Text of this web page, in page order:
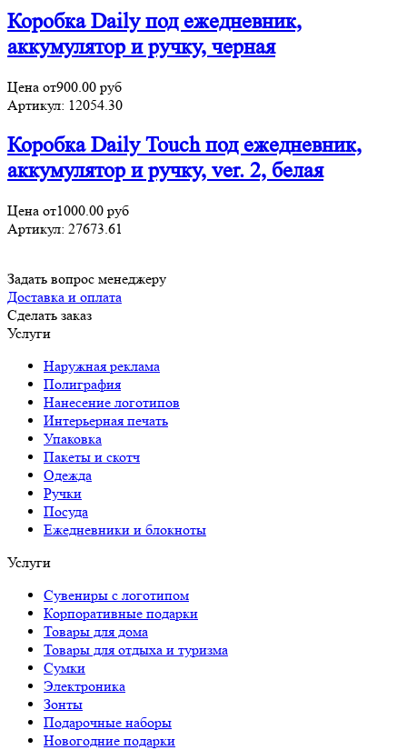
Коробка Daily под ежедневник,
аккумулятор и ручку, черная
Цена от900.00 руб
Артикул: 12054.30
Коробка Daily Touch под ежедневник,
аккумулятор и ручку, ver. 2, белая
Цена от1000.00 руб
Артикул: 27673.61
Задать вопрос менеджеру
Доставка и оплата
Сделать заказ
Услуги
Наружная реклама
Полиграфия
Нанесение логотипов
Интерьерная печать
Упаковка
Пакеты и скотч
Одежда
Ручки
Посуда
Ежедневники и блокноты
Услуги
Сувениры с логотипом
Корпоративные подарки
Товары для дома
Товары для отдыха и туризма
Сумки
Электроника
Зонты
Подарочные наборы
Новогодние подарки